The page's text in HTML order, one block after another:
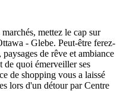
mettez le cap sur
- Glebe. Peut-être ferez-
de rêve et ambiance
de quoi émerveiller ses
de shopping vous a laissé
lors d'un détour par Centre